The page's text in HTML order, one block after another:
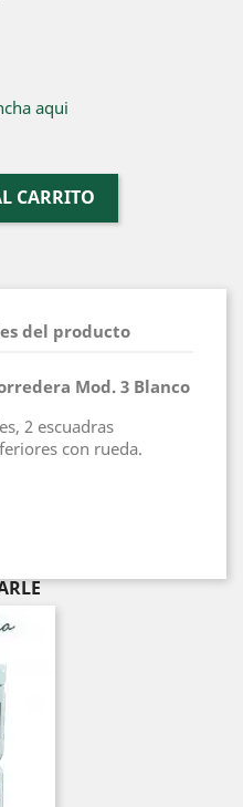
aqui
CARRITO
del producto
Mod. 3 Blanco
2 escuadras
con rueda.